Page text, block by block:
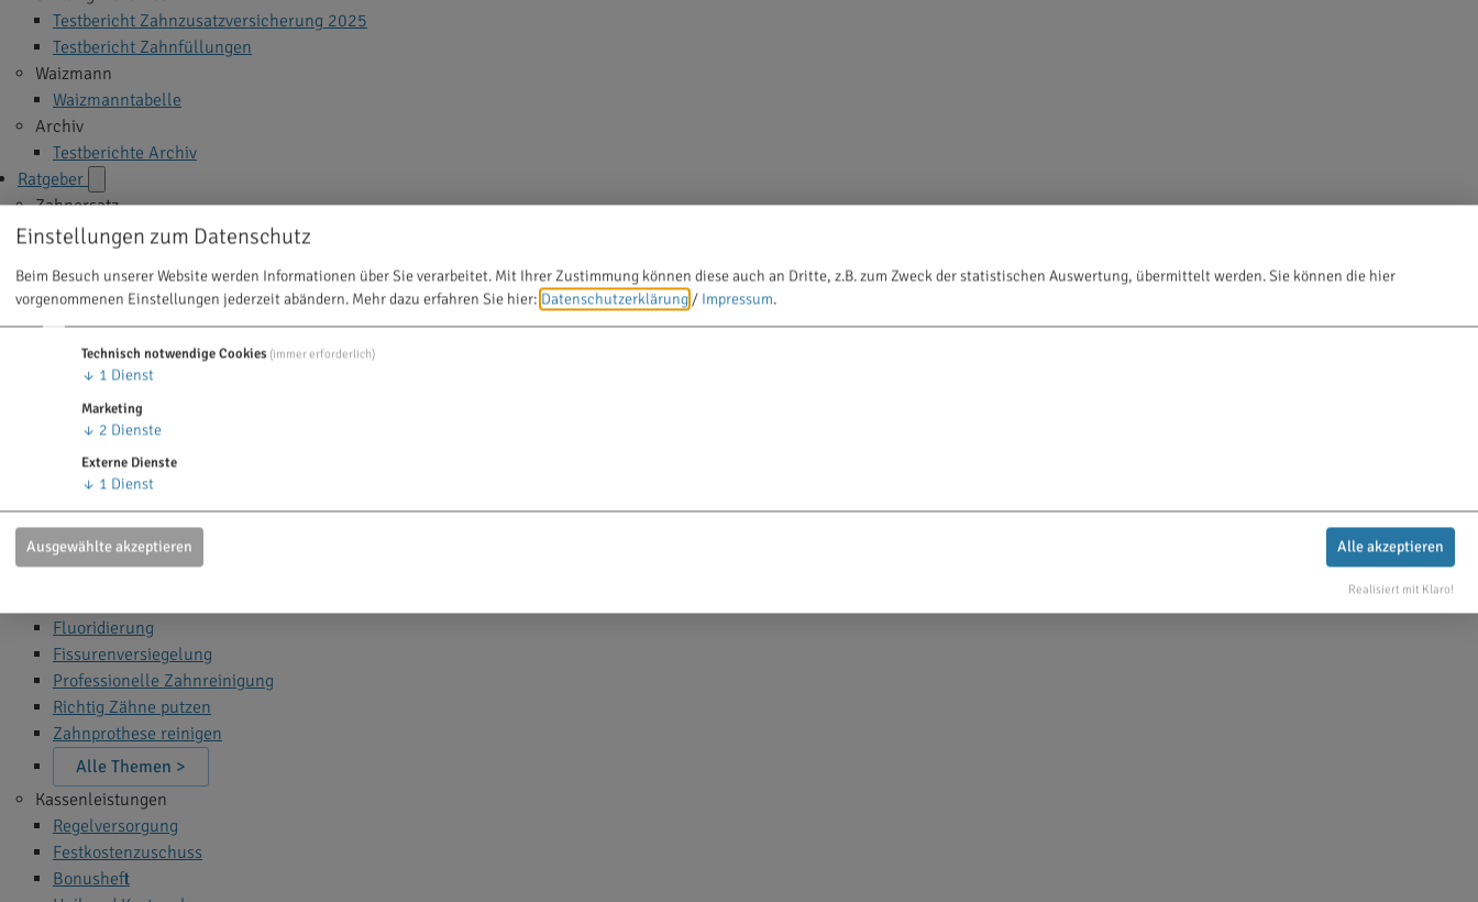
Testbericht Zahnzusatzversicherung 2025
Testbericht Zahnfüllungen
Waizmann
Waizmanntabelle
Archiv
Testberichte Archiv
Ratgeber
Zahnersatz
Implantate
Zahnkrone
Zahnbrücke
Alle Themen >
Zahnbehandlung
Zahn Bleaching
Zahnfüllung
Zahnspange
Wurzelbehandlung
Narkose beim Zahnarzt
Alle Themen >
Fluoridierung
Fissurenversiegelung
Professionelle Zahnreinigung
Richtig Zähne putzen
Zahnprothese reinigen
Alle Themen >
Kassenleistungen
Regelversorgung
Festkostenzuschuss
Bonusheft
Einstellungen zum Datenschutz
Beim Besuch unserer Website werden Informationen über Sie verarbeitet. Mit Ihrer Zustimmung können diese auch an Dritte, z.B. zum Zweck der statistischen Auswertung, übermittelt werden. Sie können die hier
vorgenommenen Einstellungen jederzeit abändern. Mehr dazu erfahren Sie hier: Datenschutzerklärung / Impressum.
Technisch notwendige Cookies (immer erforderlich)
↓ 1 Dienst
Marketing
↓ 2 Dienste
Externe Dienste
↓ 1 Dienst
Ausgewählte akzeptieren Alle akzeptieren
Realisiert mit Klaro!